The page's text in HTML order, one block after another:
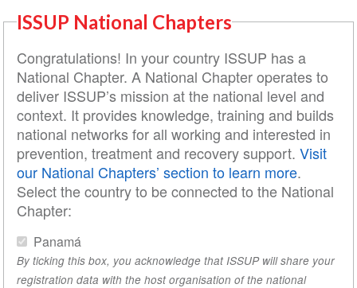
ISSUP National Chapters
Congratulations! In your country ISSUP has a
National Chapter. A National Chapter operates to
deliver ISSUP’s mission at the national level and
context. It provides knowledge, training and builds
national networks for all working and interested in
prevention, treatment and recovery support. Visit
our National Chapters’ section to learn more.
Select the country to be connected to the National
Chapter:
Panamá
By ticking this box, you acknowledge that ISSUP will share your
registration data with the host organisation of the national